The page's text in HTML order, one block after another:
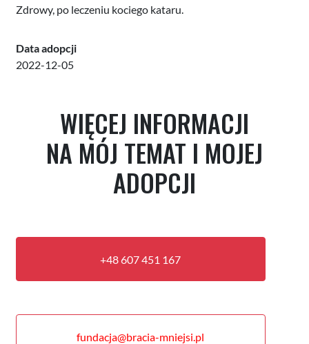
Zdrowy, po leczeniu kociego kataru.
Data adopcji
2022-12-05
WIĘCEJ INFORMACJI
NA MÓJ TEMAT I MOJEJ
ADOPCJI
+48 607 451 167
fundacja@bracia-mniejsi.pl